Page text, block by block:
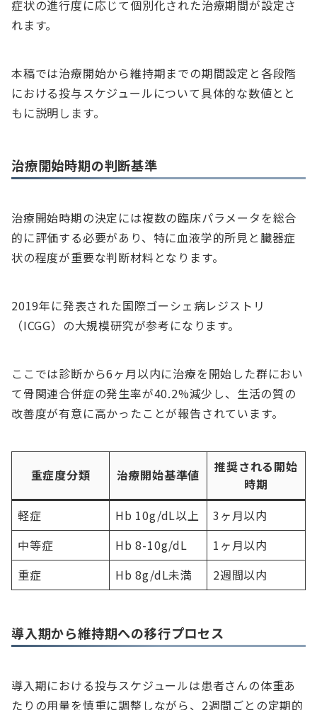
症状の進行度に応じて個別化された治療期間が設定さ
れます。
本稿では治療開始から維持期までの期間設定と各段階
における投与スケジュールについて具体的な数値とと
もに説明します。
治療開始時期の判断基準
治療開始時期の決定には複数の臨床パラメータを総合
的に評価する必要があり、特に血液学的所見と臓器症
状の程度が重要な判断材料となります。
2019年に発表された国際ゴーシェ病レジストリ
（ICGG）の大規模研究が参考になります。
ここでは診断から6ヶ月以内に治療を開始した群におい
て骨関連合併症の発生率が40.2%減少し、生活の質の
改善度が有意に高かったことが報告されています。
重症度分類 治療開始基準値
推奨される開始
時期
軽症
Hb 10g/dL以上
3ヶ月以内
中等症
Hb 8-10g/dL
1ヶ月以内
重症
Hb 8g/dL未満 2週間以内
導入期から維持期への移行プロセス
導入期における投与スケジュールは患者さんの体重あ
たりの用量を慎重に調整しながら、2週間ごとの定期的